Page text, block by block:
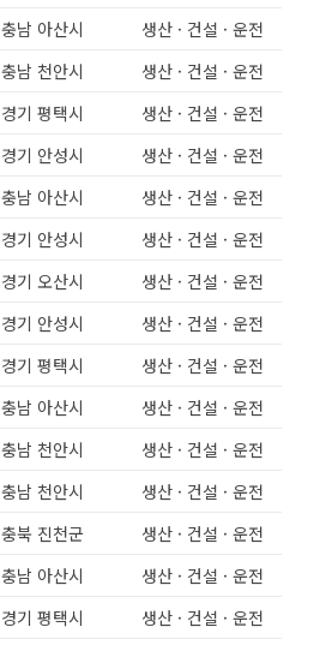
충남 아산시
생산 · 건설 · 운전
충남 천안시
생산 · 건설 · 운전
경기 평택시
생산 · 건설 · 운전
경기 안성시
생산 · 건설 · 운전
충남 아산시
생산 · 건설 · 운전
경기 안성시
생산 · 건설 · 운전
경기 오산시
생산 · 건설 · 운전
경기 안성시
생산 · 건설 · 운전
경기 평택시
생산 · 건설 · 운전
충남 아산시
생산 · 건설 · 운전
충남 천안시
생산 · 건설 · 운전
충남 천안시
생산 · 건설 · 운전
충북 진천군
생산 · 건설 · 운전
충남 아산시
생산 · 건설 · 운전
경기 평택시
생산 · 건설 · 운전